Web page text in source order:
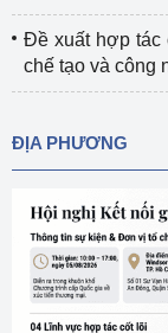
Đề xuất hợp tác
chế tạo và công
ĐỊA PHƯƠNG